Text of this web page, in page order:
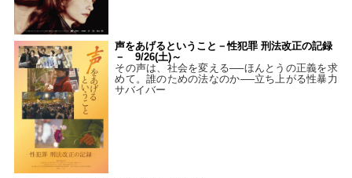
声をあげるということ－性犯罪 刑法改正の記録
－ 9/26(土)～
その声は、社会を変える──ほんとうの正義を求
めて。誰のための法なのか──立ち上がる性暴力
サバイバー